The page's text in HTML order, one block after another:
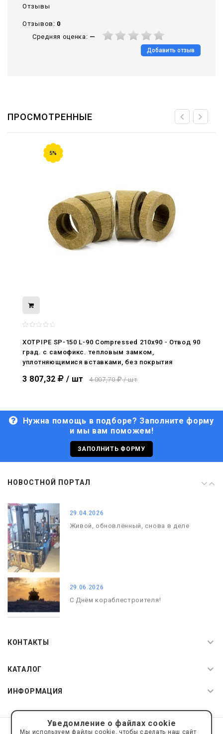
Отзывы
Отзывов: 0
Средняя оценка: —
Добавить отзыв
ПРОСМОТРЕННЫЕ
5%
XOTPIPE SP-150 L-90 Compressed 210x90 - Отвод 90
град. c самофикс. тепловым замком,
уплотняющимися вставками, без покрытия
3 807,32 / шт 4 007,70 / шт
Нужна помощь в подборе? Заполните форму
и мы вам поможем!
ЗАПОЛНИТЬ ФОРМУ
НОВОСТНОЙ ПОРТАЛ
нами
29.04.2026
29.06.2026
С Днём кораблестроителя!
С Днём Победы. Память, которая с
29.04.2026
Живой, обновлённый, снова в деле
29.06.2026
С Днём кораблестроителя!
КОНТАКТЫ
КАТАЛОГ
ИНФОРМАЦИЯ
© 2019—2026 Интернет пространство АкваРос sale@a-ros.ru
Уведомление о файлах cookie
Мы используем файлы cookie, чтобы сделать наш сайт